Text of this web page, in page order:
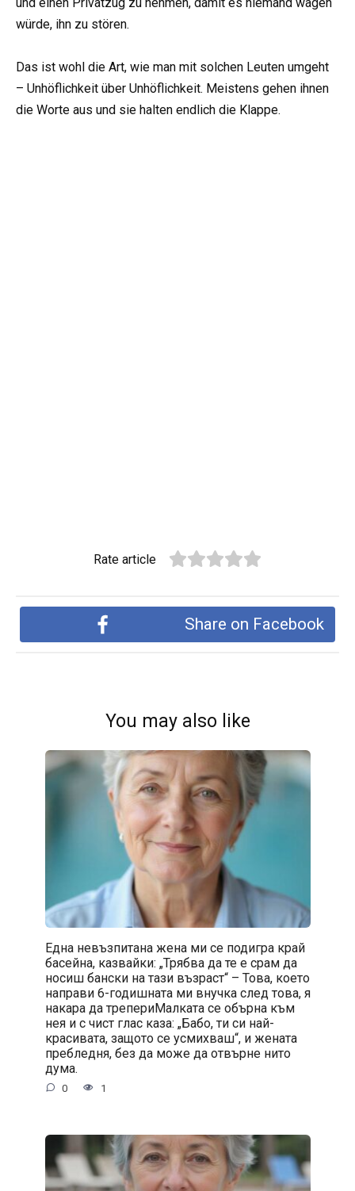
würde, ihn zu stören.
Das ist wohl die Art, wie man mit solchen Leuten umgeht
– Unhöflichkeit über Unhöflichkeit. Meistens gehen ihnen
die Worte aus und sie halten endlich die Klappe.
Rate article
Share on Facebook
You may also like
Една невъзпитана жена ми се подигра край
басейна, казвайки: „Трябва да те е срам да
носиш бански на тази възраст“ – Това, което
направи 6-годишната ми внучка след това, я
накара да трепериМалката се обърна към
нея и с чист глас каза: „Бабо, ти си най-
красивата, защото се усмихваш“, и жената
пребледня, без да може да отвърне нито
дума.
0 1